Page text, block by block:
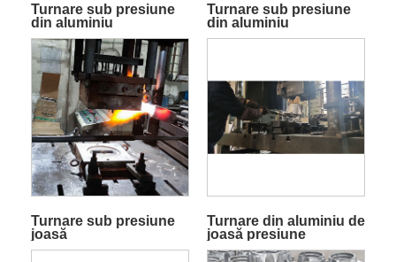
Turnare sub presiune
din aluminiu
Turnare sub presiune
din aluminiu
Turnare sub presiune
joasă
Turnare din aluminiu de
joasă presiune